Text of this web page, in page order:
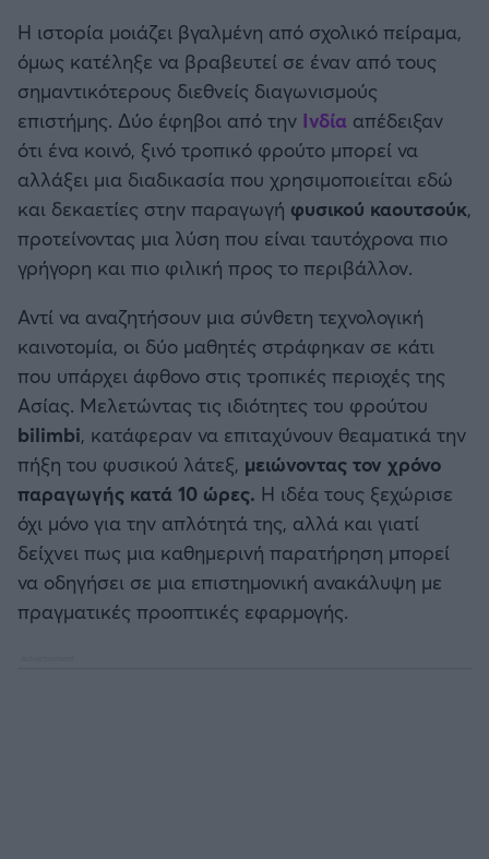
Ρεάλ Μαδρίτης
Ατλέτικο Μαδρίτης
Μάντσεστερ Γιουνάιτεντ
Μάντσεστερ Σίτι
Λίβερπουλ
Τσέλσι
Άρσεναλ
Γιουβέντους
Ίντερ
Η ιστορία μοιάζει βγαλμένη από σχολικό πείραμα,
όμως κατέληξε να βραβευτεί σε έναν από τους
σημαντικότερους διεθνείς διαγωνισμούς
επιστήμης. Δύο έφηβοι από την Ινδία απέδειξαν
ότι ένα κοινό, ξινό τροπικό φρούτο μπορεί να
αλλάξει μια διαδικασία που χρησιμοποιείται εδώ
και δεκαετίες στην παραγωγή φυσικού καουτσούκ,
προτείνοντας μια λύση που είναι ταυτόχρονα πιο
γρήγορη και πιο φιλική προς το περιβάλλον.
Αντί να αναζητήσουν μια σύνθετη τεχνολογική
καινοτομία, οι δύο μαθητές στράφηκαν σε κάτι
που υπάρχει άφθονο στις τροπικές περιοχές της
Ασίας. Μελετώντας τις ιδιότητες του φρούτου
bilimbi, κατάφεραν να επιταχύνουν θεαματικά την
πήξη του φυσικού λάτεξ, μειώνοντας τον χρόνο
παραγωγής κατά 10 ώρες. Η ιδέα τους ξεχώρισε
όχι μόνο για την απλότητά της, αλλά και γιατί
δείχνει πως μια καθημερινή παρατήρηση μπορεί
να οδηγήσει σε μια επιστημονική ανακάλυψη με
πραγματικές προοπτικές εφαρμογής.